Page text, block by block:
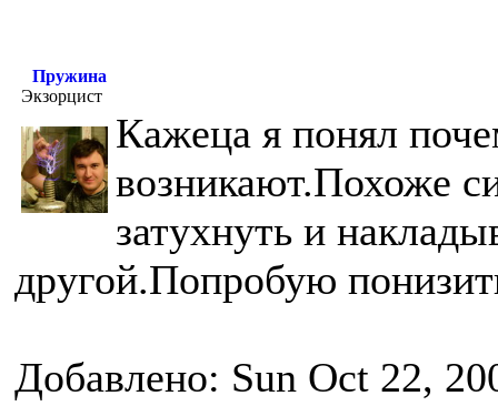
Пружина
Экзорцист
Кажеца я понял
возникают.Похоже
затухнуть и
другой.Попробую
Добавлено: Sun Oct 22,